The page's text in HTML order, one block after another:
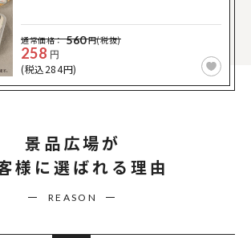
通常価格： 560円(税抜)
258 円
(税込284円)
景品広場が
様に選ばれる理由
REASON